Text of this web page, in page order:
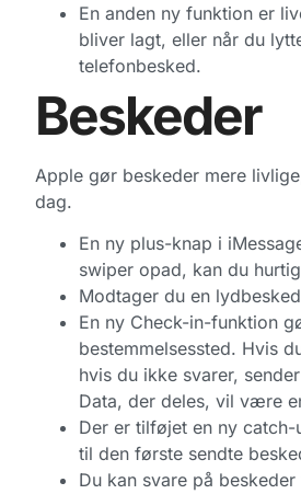
En anden ny funktion er
bliver lagt, eller når du
telefonbesked.
Beskeder
Apple gør beskeder mere
dag.
En ny plus-knap i
swiper opad, kan du
Modtager du en
En ny Check-in-funktion
bestemmelsessted. Hvis
hvis du ikke svarer,
Data, der deles, vil være
Der er tilføjet en ny
til den første sendte
Du kan svare på